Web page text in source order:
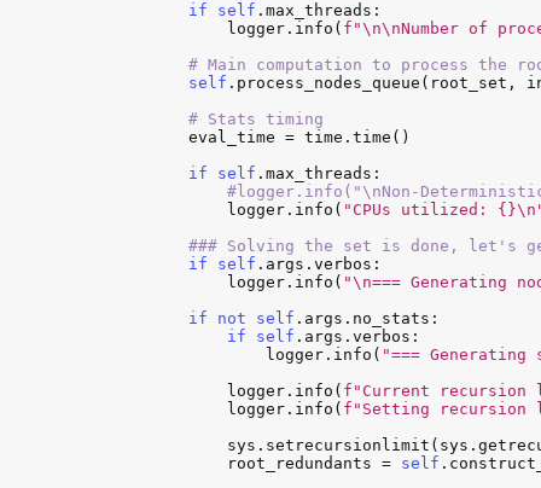
if
self . max_threads :
logger . info ( f"\n\nNumber of
# Main computation to process the
self . process_nodes_queue ( root_set ,
# Stats timing
eval_time = time . time ()
if
self . max_threads :
#logger.info("\nNon-
logger . info ( "CPUs utilized:
### Solving the set is done, let's
if
self . args . verbos :
logger . info ( "\n=== Generating
if
not self . args . no_stats :
if
self . args . verbos :
logger . info ( "===
logger . info ( f"Current
logger . info ( f"Setting recursion
sys . setrecursionlimit ( sys .
root_redundants = self .